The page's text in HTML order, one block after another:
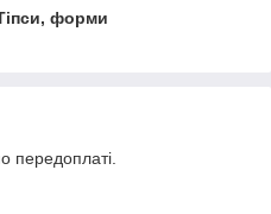
форми
передоплаті.